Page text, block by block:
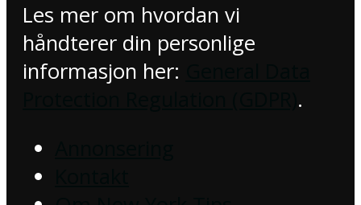
Les mer om hvordan vi
håndterer din personlige
informasjon her:
.